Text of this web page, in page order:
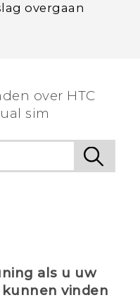
overgaan
over HTC
sim
als u uw
vinden